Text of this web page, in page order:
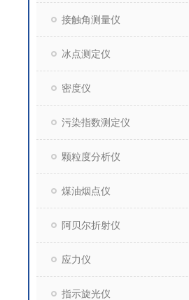
接触角测量仪
冰点测定仪
密度仪
污染指数测定仪
颗粒度分析仪
煤油烟点仪
阿贝尔折射仪
应力仪
指示旋光仪